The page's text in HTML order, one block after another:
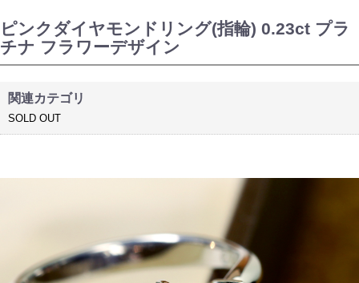
ピンクダイヤモンドリング(指輪) 0.23ct プラ
チナ フラワーデザイン
関連カテゴリ
SOLD OUT